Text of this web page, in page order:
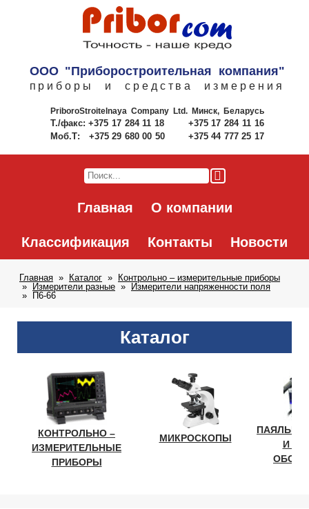
ООО "Приборостроительная компания"
приборы и средства измерения
PriboroStroitelnaya Company Ltd.Минск, Беларусь
Т./факс: +375 17 284 11 18
+375 17 284 11 16
Моб.Т:
+375 29 680 00 50 +375 44 777 25 17
Главная О компании
Классификация Контакты Новости
Главная Каталог
Контрольно – измерительные приборы
Измерители разные
Измерители напряженности поля
П6-66
Каталог
КОНТРОЛЬНО –
ИЗМЕРИТЕЛЬНЫЕ
ПРИБОРЫ
МИКРОСКОПЫ
И